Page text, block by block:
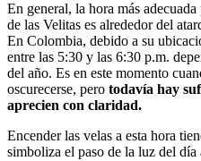
En general, la hora más
de las Velitas es alrededor del
En Colombia, debido a su
entre las 5:30 y las 6:30 p.m.
del año. Es en este momento
oscurecerse, pero todavía hay
aprecien con claridad.
Encender las velas a esta hora
simboliza el paso de la luz del